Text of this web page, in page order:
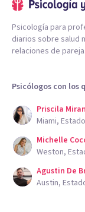
Psicología para
diarios sobre salud
relaciones de pareja.
Psicólogos con los
Priscila
Miami,
Michelle
Weston,
Agustin De
Austin,